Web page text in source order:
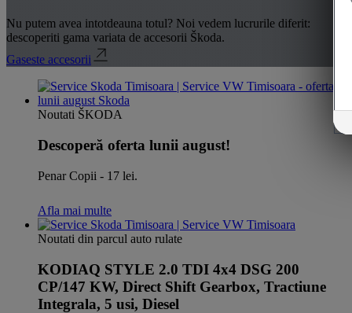
Nu putem avea intotdeauna totul? Noi vedem lucrurile diferit:
descoperiti gama variata de accesorii Škoda.
Gaseste accesorii
Noutati ŠKODA
Descoperă oferta lunii august!
Penar Copii - 17 lei.
Afla mai multe
Noutati din parcul auto rulate
KODIAQ STYLE 2.0 TDI 4x4 DSG 200
CP/147 KW, Direct Shift Gearbox, Tractiune
Integrala, 5 usi, Diesel